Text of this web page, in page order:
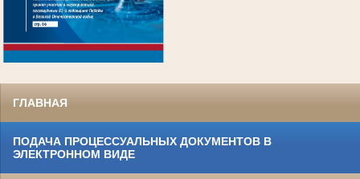
ГЛАВНАЯ
ПОДАЧА ПРОЦЕССУАЛЬНЫХ ДОКУМЕНТОВ В
ЭЛЕКТРОННОМ ВИДЕ